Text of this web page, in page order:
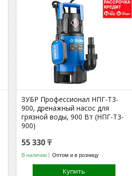
ЗУБР Профессионал НПГ-Т3-
900, дренажный насос для
грязной воды, 900 Вт (НПГ-Т3-
900)
55 330 ₸
В наличии Оптом и в розницу
Купить